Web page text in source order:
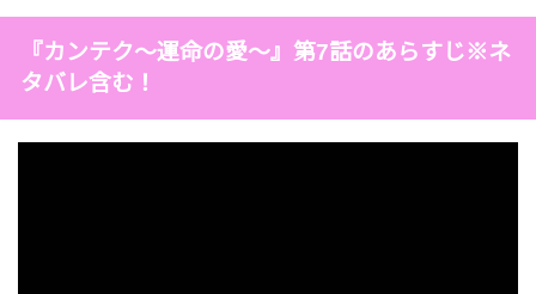
『カンテク～運命の愛～』第7話のあらすじ※ネ
タバレ含む！